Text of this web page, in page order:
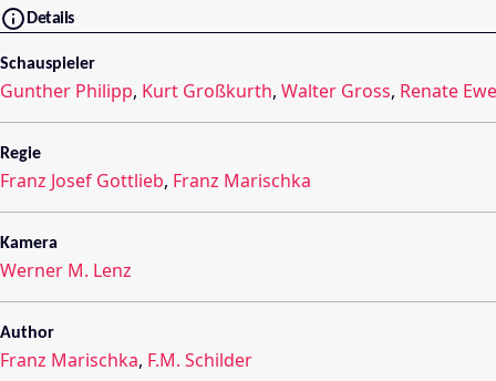
Details
Schauspieler
Gunther Philipp, Kurt Großkurth, Walter Gross, Renate
Regie
Franz Josef Gottlieb, Franz Marischka
Kamera
Werner M. Lenz
Author
Franz Marischka, F.M. Schilder